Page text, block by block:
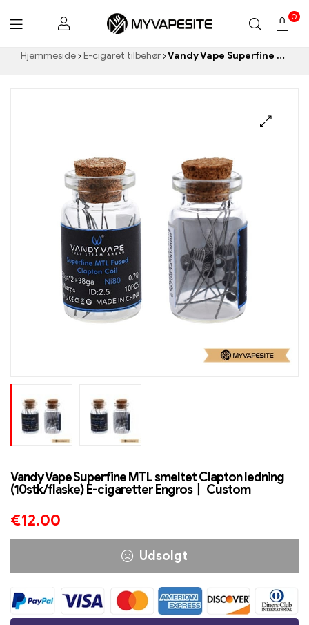
Myvapesite.de
0
Hjemmeside E-cigaret tilbehør Vandy Vape Superfine MTL smeltet Clapton ledning (10stk/flaske) E-cigaretter Engros丨 Custom
Vandy Vape Superfine MTL smeltet Clapton ledning
(10stk/flaske) E-cigaretter Engros丨 Custom
€12.00
Udsolgt